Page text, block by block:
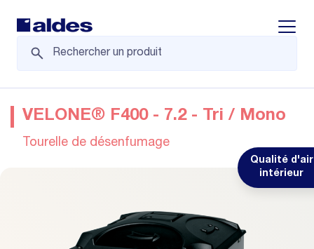
Qualité d'air
intérieur
VELONE® F400 - 7.2 - Tri / Mono
Tourelle de désenfumage